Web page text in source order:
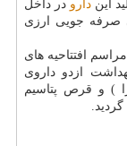
این دارو در داخل
صرفه جویی ارزی
افتتاحیه های
ازدو داروی
) و قرص پتاسیم